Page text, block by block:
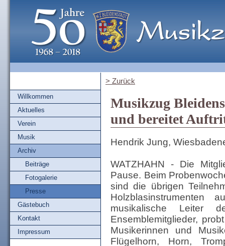
Willkommen
Aktuelles
Verein
Musik
Archiv
Beiträge
Fotogalerie
Presse
Gästebuch
Kontakt
Impressum
> Zurück
Musikzug
und bereitet
Hendrik Jung,
WATZHAHN - Die
Pause. Beim
sind die übrigen
Holzblasinstrumenten
musikalische Leiter
Ensemblemitglieder,
Musikerinnen und
Flügelhorn, Horn,